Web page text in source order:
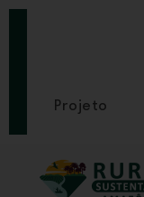
SE
Projeto